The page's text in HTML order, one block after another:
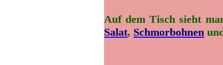
Auf dem Tisch sieht
Salat, Schmorbohnen